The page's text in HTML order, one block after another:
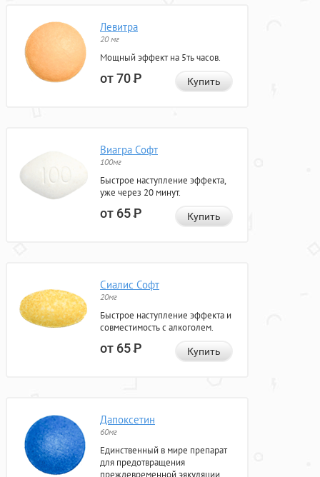
Левитра
20 мг
Мощный эффект на 5ть часов.
от 70Р Купить
Виагра Софт
100мг
Быстрое наступление эффекта,
уже через 20 минут.
от 65Р Купить
Сиалис Софт
20мг
Быстрое наступление эффекта и
совместимость с алкоголем.
от 65Р Купить
Дапоксетин
60мг
Единственный в мире препарат
для предотвращения